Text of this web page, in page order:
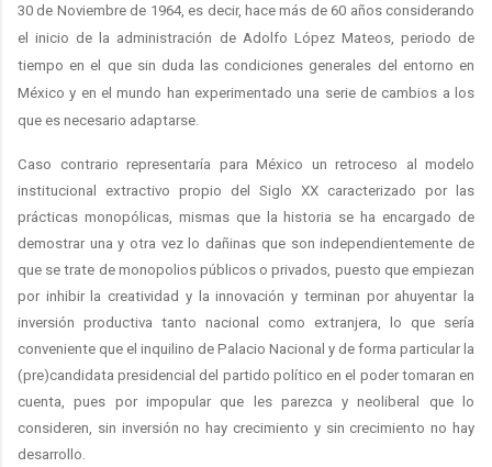
30 de Noviembre de 1964, es decir, hace más de 60 años considerando
el inicio de la administración de Adolfo López Mateos, periodo de
tiempo en el que sin duda las condiciones generales del entorno en
México y en el mundo han experimentado una serie de cambios a los
que es necesario adaptarse.
Caso contrario representaría para México un retroceso al modelo
institucional extractivo propio del Siglo XX caracterizado por las
prácticas monopólicas, mismas que la historia se ha encargado de
demostrar una y otra vez lo dañinas que son independientemente de
que se trate de monopolios públicos o privados, puesto que empiezan
por inhibir la creatividad y la innovación y terminan por ahuyentar la
inversión productiva tanto nacional como extranjera, lo que sería
conveniente que el inquilino de Palacio Nacional y de forma particular la
(pre)candidata presidencial del partido político en el poder tomaran en
cuenta, pues por impopular que les parezca y neoliberal que lo
consideren, sin inversión no hay crecimiento y sin crecimiento no hay
desarrollo.